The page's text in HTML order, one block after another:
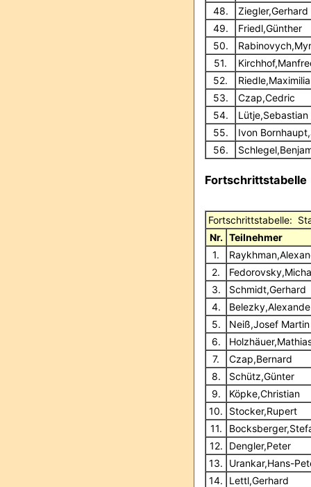
48.
Ziegler,Gerhard
49.
Friedl,Günther
50.
51.
52.
53.
Czap,Cedric
54.
Lütje,Sebastian
55.
Ivon
56.
Fortschrittstabelle
Fortschrittstabelle:
Nr. Teilnehmer
1.
2.
3.
Schmidt,Gerhard
4.
5.
Neiß,Josef Martin
6.
7.
Czap,Bernard
8.
Schütz,Günter
9.
Köpke,Christian
10.
Stocker,Rupert
11.
12.
Dengler,Peter
13.
Urankar,Hans-
14.
Lettl,Gerhard